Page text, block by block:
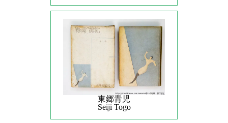
東郷青児
Seiji Togo